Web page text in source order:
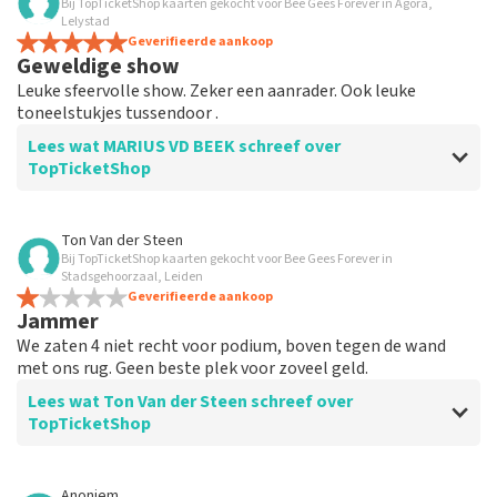
Bij TopTicketShop kaarten gekocht voor Bee Gees Forever in Agora,
Lelystad
Geverifieerde aankoop
Geweldige show
Leuke sfeervolle show. Zeker een aanrader. Ook leuke
toneelstukjes tussendoor .
Lees wat MARIUS VD BEEK schreef over
TopTicketShop
Beoordeling van MARIUS VD BEEK over
Prima
Ging prima. Geen bijzonderheden te benoemen zoals
het hoort bij online aankopen
Ton Van der Steen
Bij TopTicketShop kaarten gekocht voor Bee Gees Forever in
Stadsgehoorzaal, Leiden
Geverifieerde aankoop
Jammer
We zaten 4 niet recht voor podium, boven tegen de wand
met ons rug. Geen beste plek voor zoveel geld.
Lees wat Ton Van der Steen schreef over
TopTicketShop
Beoordeling van Ton Van der Steen over